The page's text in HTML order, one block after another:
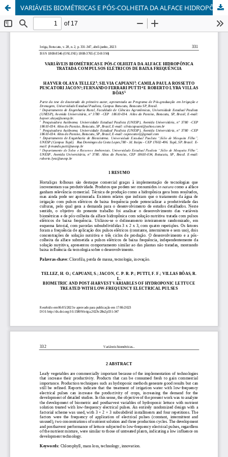
VARIÁVEIS BIOMÉTRICAS E PÓS-COLHEITA DA ALFACE HIDROPÔNICA TRATADA COM PULSOS ELÉTRICOS DE BAIXA FREQUÊNCIA